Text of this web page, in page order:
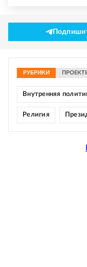
РУБРИКИ
Внутренняя
Религия